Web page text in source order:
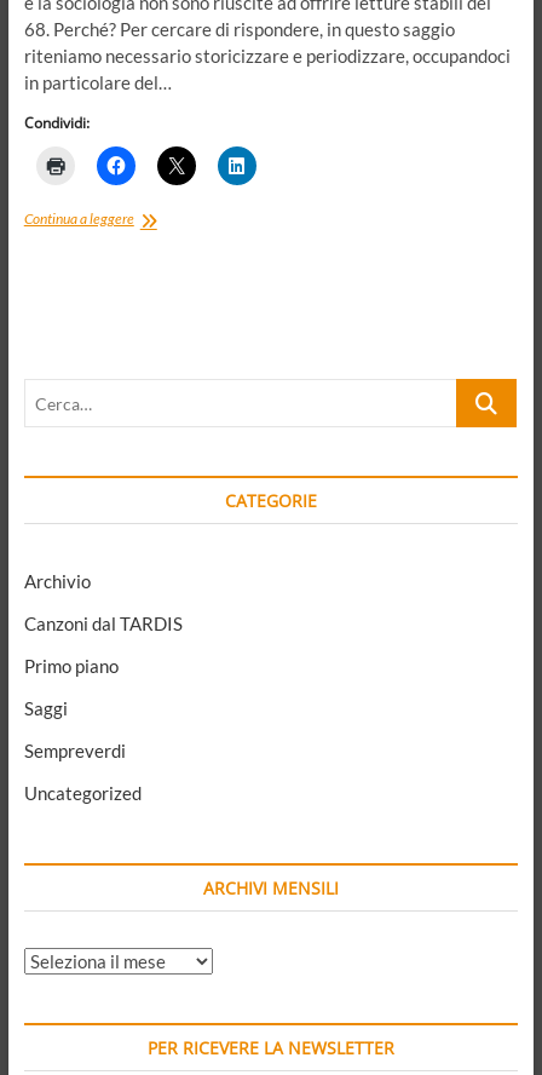
68. Perché? Per cercare di rispondere, in questo saggio
riteniamo necessario storicizzare e periodizzare, occupandoci
in particolare del…
Condividi:
Continua a leggereFrammenti
di
e
Cerca…
CATEGORIE
Archivio
Canzoni dal TARDIS
Primo piano
Saggi
Sempreverdi
Uncategorized
ARCHIVI MENSILI
ARCHIVI
PER RICEVERE LA NEWSLETTER